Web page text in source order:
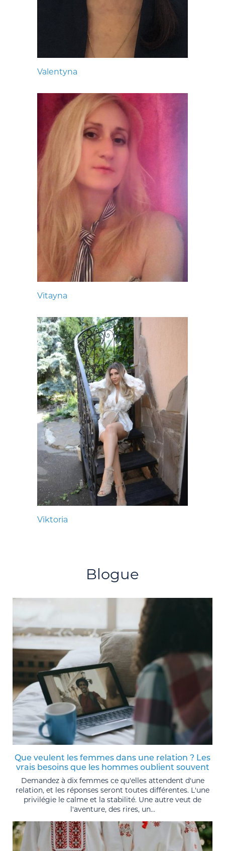
Valentyna
Vitayna
Viktoria
Blogue
Que veulent les femmes dans une relation ? Les
vrais besoins que les hommes oublient souvent
Demandez à dix femmes ce qu'elles attendent d'une
relation, et les réponses seront toutes différentes. L'une
privilégie le calme et la stabilité. Une autre veut de
l'aventure, des rires, un...